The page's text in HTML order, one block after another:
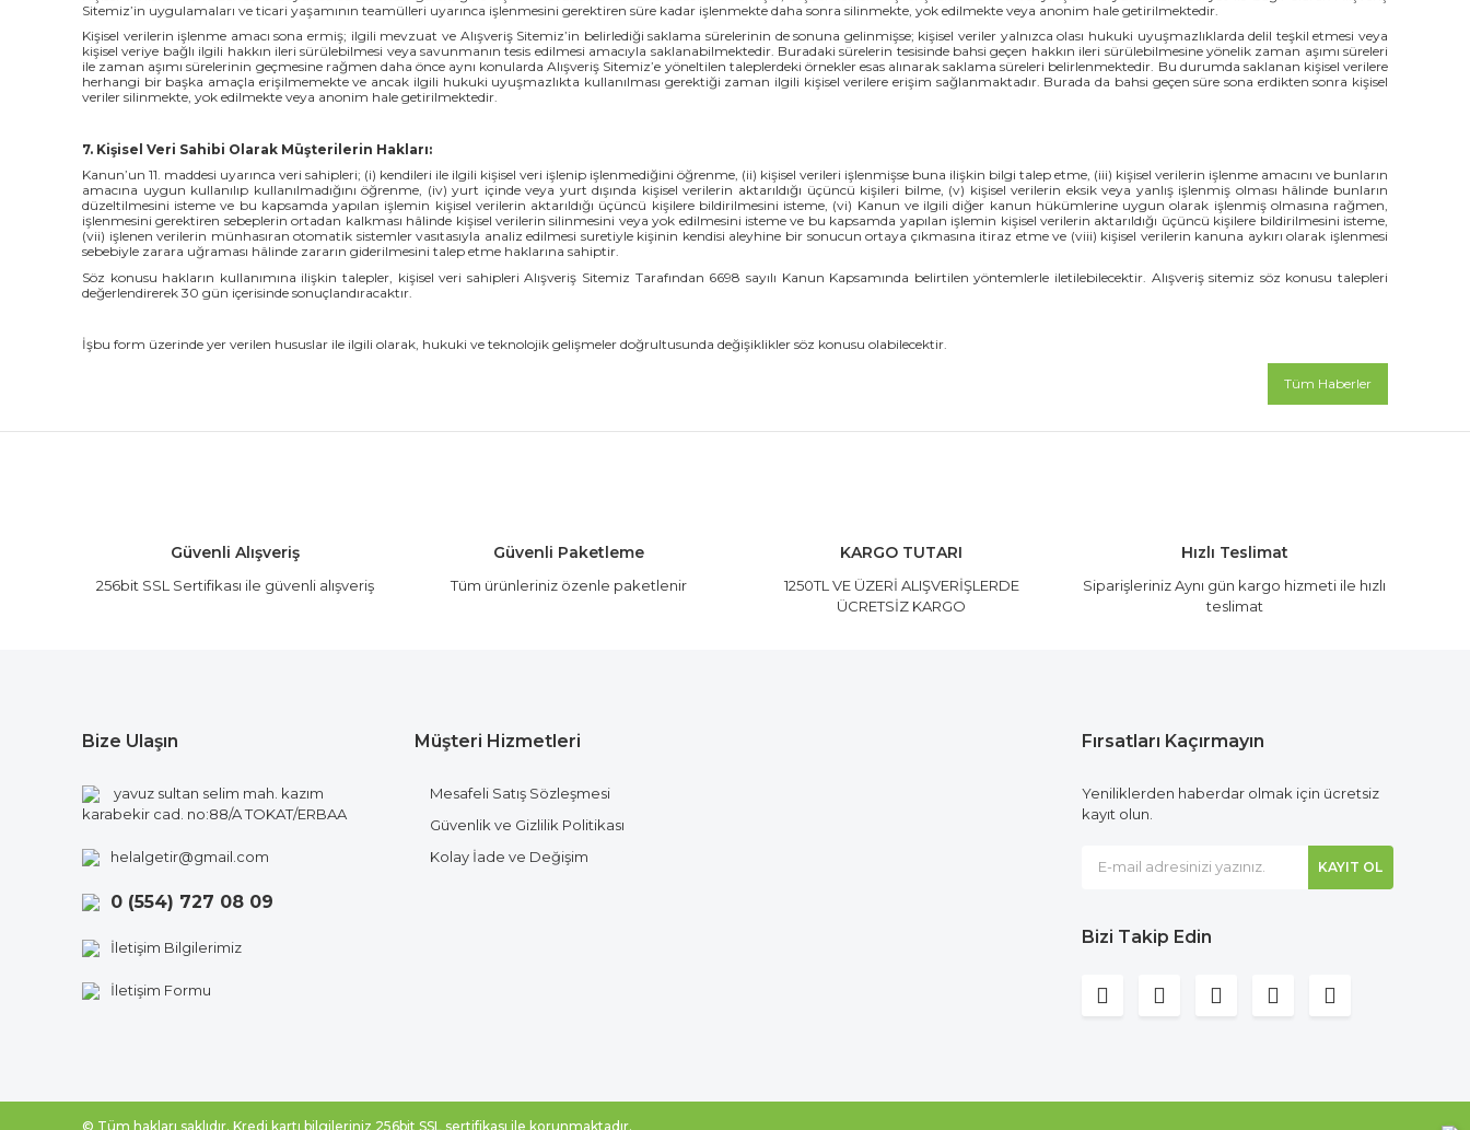
Sitemiz’in uygulamaları ve ticari yaşamının teamülleri uyarınca işlenmesini gerektiren süre kadar işlenmekte daha sonra silinmekte, yok edilmekte veya anonim hale getirilmektedir.
Kişisel verilerin işlenme amacı sona ermiş; ilgili mevzuat ve Alışveriş Sitemiz’in belirlediği saklama sürelerinin de sonuna gelinmişse; kişisel veriler yalnızca olası hukuki uyuşmazlıklarda delil teşkil etmesi veya
kişisel veriye bağlı ilgili hakkın ileri sürülebilmesi veya savunmanın tesis edilmesi amacıyla saklanabilmektedir. Buradaki sürelerin tesisinde bahsi geçen hakkın ileri sürülebilmesine yönelik zaman aşımı süreleri
ile zaman aşımı sürelerinin geçmesine rağmen daha önce aynı konularda Alışveriş Sitemiz’e yöneltilen taleplerdeki örnekler esas alınarak saklama süreleri belirlenmektedir. Bu durumda saklanan kişisel verilere
herhangi bir başka amaçla erişilmemekte ve ancak ilgili hukuki uyuşmazlıkta kullanılması gerektiği zaman ilgili kişisel verilere erişim sağlanmaktadır. Burada da bahsi geçen süre sona erdikten sonra kişisel
veriler silinmekte, yok edilmekte veya anonim hale getirilmektedir.
7. Kişisel Veri Sahibi Olarak Müşterilerin Hakları:
Kanun’un 11. maddesi uyarınca veri sahipleri; (i) kendileri ile ilgili kişisel veri işlenip işlenmediğini öğrenme, (ii) kişisel verileri işlenmişse buna ilişkin bilgi talep etme, (iii) kişisel verilerin işlenme amacını ve bunların
amacına uygun kullanılıp kullanılmadığını öğrenme, (iv) yurt içinde veya yurt dışında kişisel verilerin aktarıldığı üçüncü kişileri bilme, (v) kişisel verilerin eksik veya yanlış işlenmiş olması hâlinde bunların
düzeltilmesini isteme ve bu kapsamda yapılan işlemin kişisel verilerin aktarıldığı üçüncü kişilere bildirilmesini isteme, (vi) Kanun ve ilgili diğer kanun hükümlerine uygun olarak işlenmiş olmasına rağmen,
işlenmesini gerektiren sebeplerin ortadan kalkması hâlinde kişisel verilerin silinmesini veya yok edilmesini isteme ve bu kapsamda yapılan işlemin kişisel verilerin aktarıldığı üçüncü kişilere bildirilmesini isteme,
(vii) işlenen verilerin münhasıran otomatik sistemler vasıtasıyla analiz edilmesi suretiyle kişinin kendisi aleyhine bir sonucun ortaya çıkmasına itiraz etme ve (viii) kişisel verilerin kanuna aykırı olarak işlenmesi
sebebiyle zarara uğraması hâlinde zararın giderilmesini talep etme haklarına sahiptir.
Söz konusu hakların kullanımına ilişkin talepler, kişisel veri sahipleri Alışveriş Sitemiz Tarafından 6698 sayılı Kanun Kapsamında belirtilen yöntemlerle iletilebilecektir. Alışveriş sitemiz söz konusu talepleri
değerlendirerek 30 gün içerisinde sonuçlandıracaktır.
İşbu form üzerinde yer verilen hususlar ile ilgili olarak, hukuki ve teknolojik gelişmeler doğrultusunda değişiklikler söz konusu olabilecektir.
Tüm Haberler
Güvenli Alışveriş
256bit SSL Sertifikası ile güvenli alışveriş
Güvenli Paketleme
Tüm ürünleriniz özenle paketlenir
KARGO TUTARI
1250TL VE ÜZERİ ALIŞVERİŞLERDE
ÜCRETSİZ KARGO
Hızlı Teslimat
Siparişleriniz Aynı gün kargo hizmeti ile hızlı
teslimat
Bize Ulaşın
yavuz sultan selim mah. kazım
karabekir cad. no:88/A TOKAT/ERBAA
helalgetir@gmail.com
0 (554) 727 08 09
İletişim Bilgilerimiz
İletişim Formu
Müşteri Hizmetleri
Mesafeli Satış Sözleşmesi
Güvenlik ve Gizlilik Politikası
Kolay İade ve Değişim
Fırsatları Kaçırmayın
Yeniliklerden haberdar olmak için ücretsiz
kayıt olun.
KAYIT OL
Bizi Takip Edin
© Tüm hakları saklıdır. Kredi kartı bilgileriniz 256bit SSL sertifikası ile korunmaktadır.